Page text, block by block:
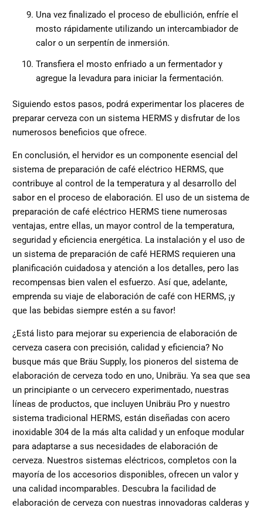
Una vez finalizado el proceso de ebullición, enfríe el
mosto rápidamente utilizando un intercambiador de
calor o un serpentín de inmersión.
Transfiera el mosto enfriado a un fermentador y
agregue la levadura para iniciar la fermentación.
Siguiendo estos pasos, podrá experimentar los placeres de
preparar cerveza con un sistema HERMS y disfrutar de los
numerosos beneficios que ofrece.
En conclusión, el hervidor es un componente esencial del
sistema de preparación de café eléctrico HERMS, que
contribuye al control de la temperatura y al desarrollo del
sabor en el proceso de elaboración. El uso de un sistema de
preparación de café eléctrico HERMS tiene numerosas
ventajas, entre ellas, un mayor control de la temperatura,
seguridad y eficiencia energética. La instalación y el uso de
un sistema de preparación de café HERMS requieren una
planificación cuidadosa y atención a los detalles, pero las
recompensas bien valen el esfuerzo. Así que, adelante,
emprenda su viaje de elaboración de café con HERMS, ¡y
que las bebidas siempre estén a su favor!
¿Está listo para mejorar su experiencia de elaboración de
cerveza casera con precisión, calidad y eficiencia? No
busque más que Bräu Supply, los pioneros del sistema de
elaboración de cerveza todo en uno, Unibräu. Ya sea que sea
un principiante o un cervecero experimentado, nuestras
líneas de productos, que incluyen Unibräu Pro y nuestro
sistema tradicional HERMS, están diseñadas con acero
inoxidable 304 de la más alta calidad y un enfoque modular
para adaptarse a sus necesidades de elaboración de
cerveza. Nuestros sistemas eléctricos, completos con la
mayoría de los accesorios disponibles, ofrecen un valor y
una calidad incomparables. Descubra la facilidad de
elaboración de cerveza con nuestras innovadoras calderas y